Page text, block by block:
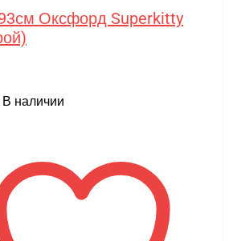
Оксфорд Superkitty
В наличии